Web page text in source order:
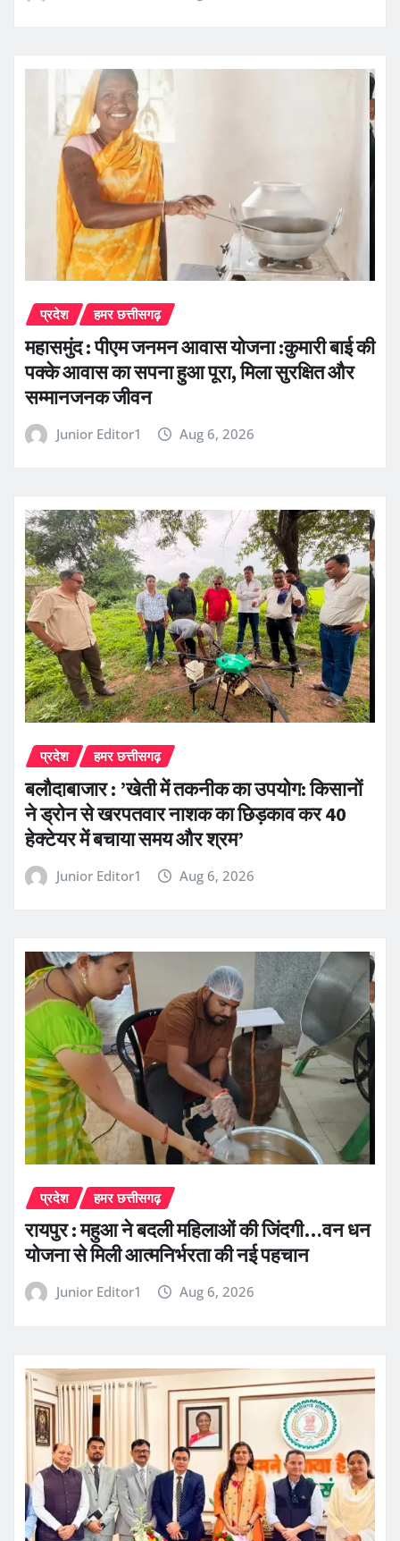
प्रदेश हमर छत्तीसगढ़
महासमुंद : पीएम जनमन आवास योजना :कुमारी बाई की
पक्के आवास का सपना हुआ पूरा, मिला सुरक्षित और
सम्मानजनक जीवन
Junior Editor1 Aug 6, 2026
प्रदेश हमर छत्तीसगढ़
बलौदाबाजार : ’खेती में तकनीक का उपयोग: किसानों
ने ड्रोन से खरपतवार नाशक का छिड़काव कर 40
हेक्टेयर में बचाया समय और श्रम’
Junior Editor1 Aug 6, 2026
प्रदेश हमर छत्तीसगढ़
रायपुर : महुआ ने बदली महिलाओं की जिंदगी…वन धन
योजना से मिली आत्मनिर्भरता की नई पहचान
Junior Editor1 Aug 6, 2026